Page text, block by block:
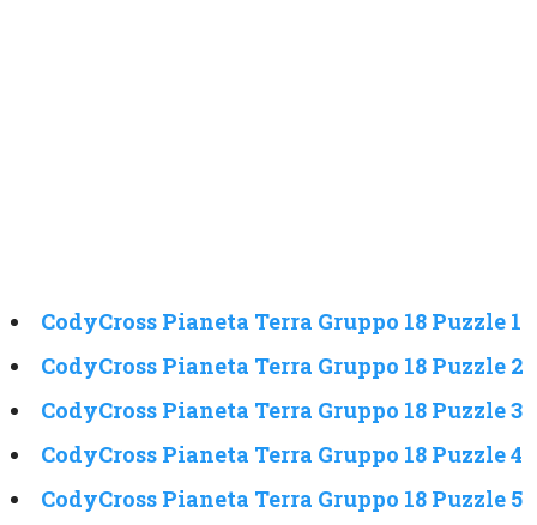
CodyCross Pianeta Terra Gruppo 18 Puzzle 1
CodyCross Pianeta Terra Gruppo 18 Puzzle 2
CodyCross Pianeta Terra Gruppo 18 Puzzle 3
CodyCross Pianeta Terra Gruppo 18 Puzzle 4
CodyCross Pianeta Terra Gruppo 18 Puzzle 5